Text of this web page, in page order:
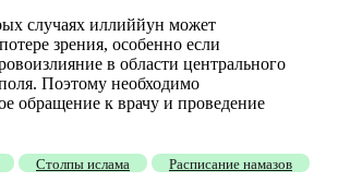
случаях иллиййун может
зрения, особенно если
в области центрального
Поэтому необходимо
обращение к врачу и проведение
Столпы ислама
Расписание намазов